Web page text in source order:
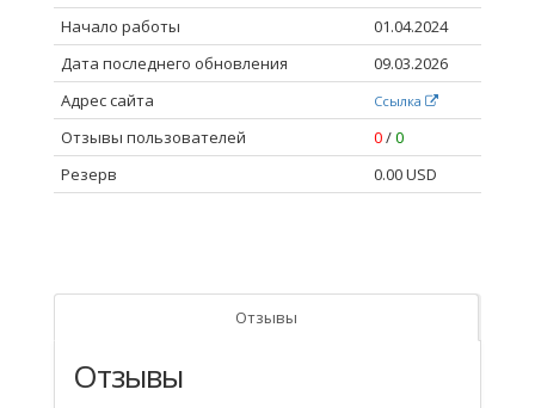
Начало работы
01.04.2024
Дата последнего обновления
09.03.2026
Адрес сайта
Ссылка
Отзывы пользователей 0/0
Резерв
0.00 USD
Отзывы
Отзывы